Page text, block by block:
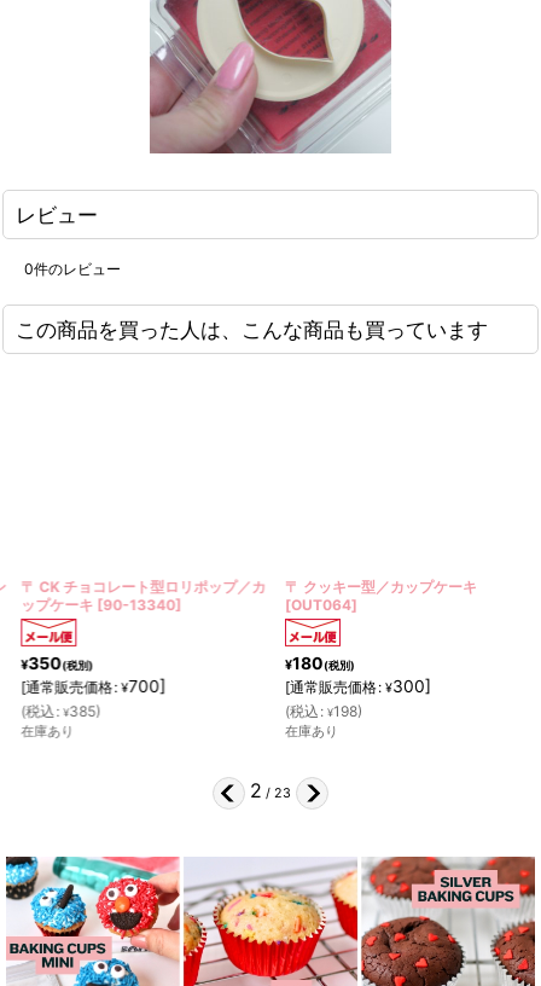
レビュー
0件のレビュー
この商品を買った人は、こんな商品も買っています
〒 CK チョコレート型ロリポップ／カ
ップケーキ [ 90-13340]
350(税別)
通常販売価格: ¥700]
税込: ¥ 385)
在庫あり
〒 クッキー型／カップケーキ
OUT064]
180(税別)
通常販売価格: ¥ 300]
税込: ¥ 198)
在庫あり
2 / 23